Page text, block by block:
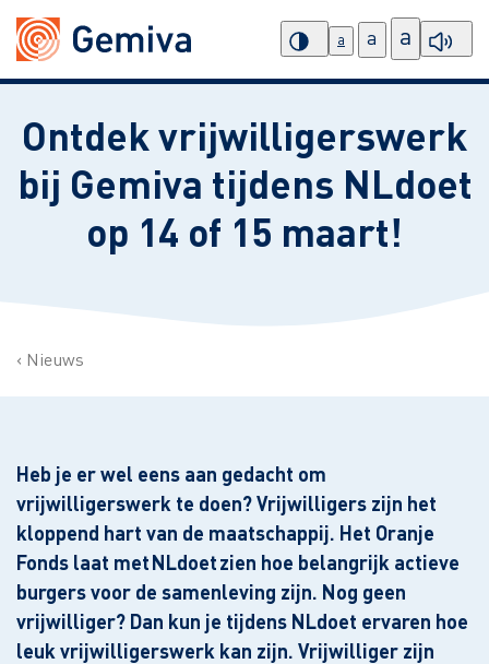
a a a
Ontdek vrijwilligerswerk
bij Gemiva tijdens NLdoet
op 14 of 15 maart!
Nieuws
Heb je er wel eens aan gedacht om
vrijwilligerswerk te doen? Vrijwilligers zijn het
kloppend hart van de maatschappij. Het Oranje
Fonds laat met NLdoet zien hoe belangrijk actieve
burgers voor de samenleving zijn. Nog geen
vrijwilliger? Dan kun je tijdens NLdoet ervaren hoe
leuk vrijwilligerswerk kan zijn. Vrijwilliger zijn